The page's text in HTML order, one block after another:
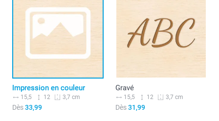
Impression en couleur
15,5 12 3,7 cm
Dès33,99
Gravé
15,5 12 3,7 cm
Dès31,99